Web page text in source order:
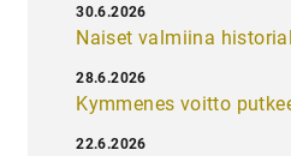
Naiset valmiina
30.6.2026
Kymmenes voitto
28.6.2026
22.6.2026